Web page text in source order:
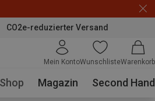
CO2e-reduzierter Versand
Mein KontoWunschlisteWarenkorb
Shop Magazin Second Hand